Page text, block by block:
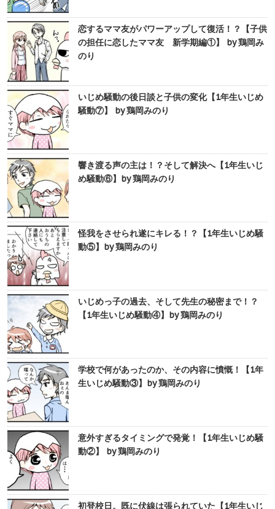
恋するママ友がパワーアップして復活！？【子供
の担任に恋したママ友 新学期編①】 by 鶏岡み
のり
いじめ騒動の後日談と子供の変化【1年生いじめ
騒動⑦】 by 鶏岡みのり
響き渡る声の主は！？そして解決へ【1年生いじ
め騒動⑥】by 鶏岡みのり
怪我をさせられ遂にキレる！？【1年生いじめ騒
動⑤】by 鶏岡みのり
いじめっ子の過去、そして先生の秘密まで！？
【1年生いじめ騒動④】by 鶏岡みのり
学校で何があったのか、その内容に憤慨！【1年
生いじめ騒動③】by 鶏岡みのり
意外すぎるタイミングで発覚！【1年生いじめ騒
動②】 by 鶏岡みのり
初登校日。既に伏線は張られていた【1年生いじ